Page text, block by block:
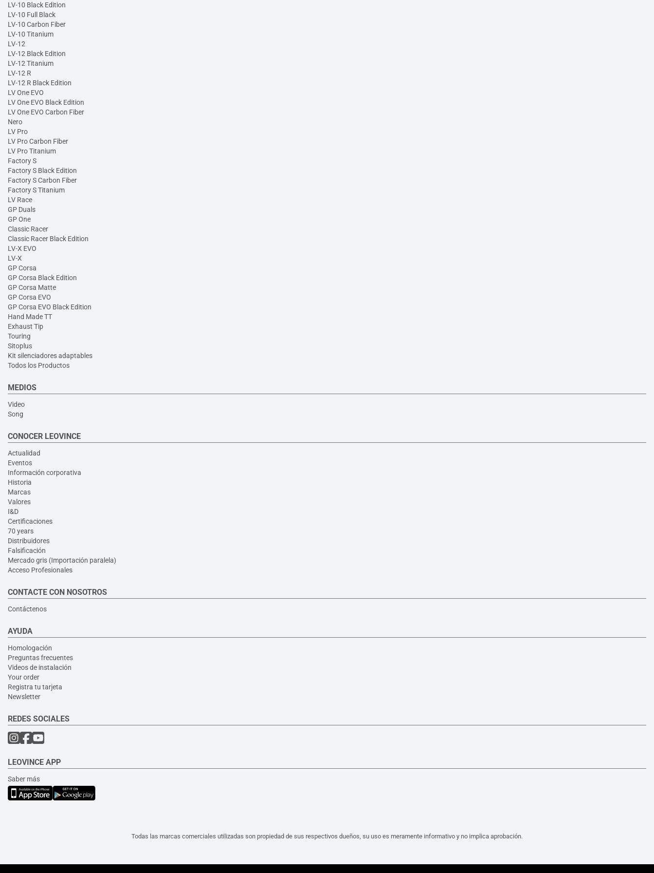
LV-10 Black Edition
LV-10 Full Black
LV-10 Carbon Fiber
LV-10 Titanium
LV-12
LV-12 Black Edition
LV-12 Titanium
LV-12 R
LV-12 R Black Edition
LV One EVO
LV One EVO Black Edition
LV One EVO Carbon Fiber
Nero
LV Pro
LV Pro Carbon Fiber
LV Pro Titanium
Factory S
Factory S Black Edition
Factory S Carbon Fiber
Factory S Titanium
LV Race
GP Duals
GP One
Classic Racer
Classic Racer Black Edition
LV-X EVO
LV-X
GP Corsa
GP Corsa Black Edition
GP Corsa Matte
GP Corsa EVO
GP Corsa EVO Black Edition
Hand Made TT
Exhaust Tip
Touring
Sitoplus
Kit silenciadores adaptables
Todos los Productos
MEDIOS
Video
Song
CONOCER LEOVINCE
Actualidad
Eventos
Información corporativa
Historia
Marcas
Valores
I&D
Certificaciones
70 years
Distribuidores
Falsificación
Mercado gris (Importación paralela)
Acceso Profesionales
CONTACTE CON NOSOTROS
Contáctenos
AYUDA
Homologación
Preguntas frecuentes
Videos de instalación
Your order
Registra tu tarjeta
Newsletter
REDES SOCIALES
LEOVINCE APP
Saber más
Todas las marcas comerciales utilizadas son propiedad de sus respectivos dueños, su uso es meramente informativo y no implica aprobación.